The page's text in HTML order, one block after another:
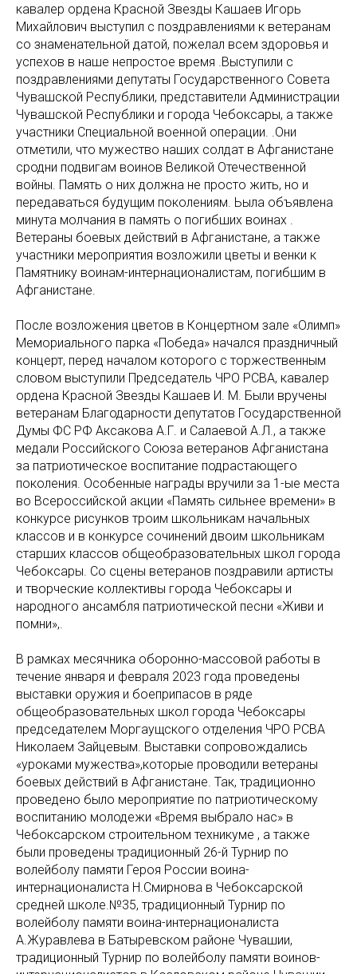
кавалер ордена Красной Звезды Кашаев Игорь
Михайлович выступил с поздравлениями к ветеранам
со знаменательной датой, пожелал всем здоровья и
успехов в наше непростое время .Выступили с
поздравлениями депутаты Государственного Совета
Чувашской Республики, представители Администрации
Чувашской Республики и города Чебоксары, а также
участники Специальной военной операции. .Они
отметили, что мужество наших солдат в Афганистане
сродни подвигам воинов Великой Отечественной
войны. Память о них должна не просто жить, но и
передаваться будущим поколениям. Ьыла объявлена
минута молчания в память о погибших воинах .
Ветераны боевых действий в Афганистане, а также
участники мероприятия возложили цветы и венки к
Памятнику воинам-интернационалистам, погибшим в
Афганистане.
После возложения цветов в Концертном зале «Олимп»
Мемориального парка «Победа» начался праздничный
концерт, перед началом которого с торжественным
словом выступили Председатель ЧРО РСВА, кавалер
ордена Красной Звезды Кашаев И. М. Были вручены
ветеранам Благодарности депутатов Государственной
Думы ФС РФ Аксакова А.Г. и Салаевой А.Л., а также
медали Российского Союза ветеранов Афганистана
за патриотическое воспитание подрастающего
поколения. Особенные награды вручили за 1-ые места
во Всероссийской акции «Память сильнее времени» в
конкурсе рисунков троим школьникам начальных
классов и в конкурсе сочинений двоим школьникам
старших классов общеобразовательных школ города
Чебоксары. Со сцены ветеранов поздравили артисты
и творческие коллективы города Чебоксары и
народного ансамбля патриотической песни «Живи и
помни»,.
В рамках месячника оборонно-массовой работы в
течение января и февраля 2023 года проведены
выставки оружия и боеприпасов в ряде
общеобразовательных школ города Чебоксары
председателем Моргаущского отделения ЧРО РСВА
Николаем Зайцевым. Выставки сопровождались
«уроками мужества»,которые проводили ветераны
боевых действий в Афганистане. Так, традиционно
проведено было мероприятие по патриотическому
воспитанию молодежи «Время выбрало нас» в
Чебоксарском строительном техникуме , а также
были проведены традиционный 26-й Турнир по
волейболу памяти Героя России воина-
интернационалиста Н.Смирнова в Чебоксарской
средней школе.№35, традиционный Турнир по
волейболу памяти воина-интернационалиста
А.Журавлева в Батыревском районе Чувашии,
традиционный Турнир по волейболу памяти воинов-